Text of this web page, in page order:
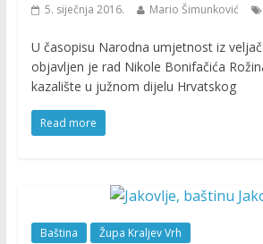
5. siječnja 2016. Mario Šimunković
U časopisu Narodna umjetnost iz
objavljen je rad Nikole Bonifačića
kazalište u južnom dijelu Hrvatskog
Read more
Baština Župa Kraljev Vrh